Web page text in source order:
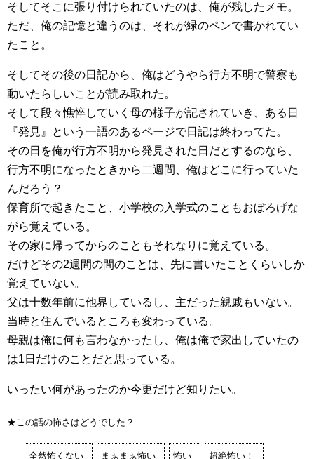
そしてそこに張り付けられていたのは、俺が残したメモ。
ただ、俺の記憶と違うのは、それが緑のペンで書かれてい
たこと。
そしてその後の日記から、俺はどうやら行方不明で警察も
動いたらしいことが読み取れた。
そして段々憔悴していく母の様子が記されていき、ある日
『発見』という一語のあるページで日記は終わってた。
その日を俺が行方不明から発見された日だとするのなら、
行方不明になったときから二週間、俺はどこに行っていた
んだろう？
保育所で起きたこと、小学校の入学式のこともおぼろげな
がら覚えている。
その家に帰ってからのこともそれなりに覚えている。
だけどその2週間の間のことは、先に書いたことくらいしか
覚えていない。
父は十数年前に他界しているし、主だった親戚もいない。
当時と住んでいるところも変わっている。
母親は俺に何も言わなかったし、俺は俺で家出していたの
は1日だけのことだと思っている。
いったい何があったのか今更だけど知りたい。
★この話の怖さはどうでした？
全然怖くない まぁまぁ怖い 怖い 超絶怖い！